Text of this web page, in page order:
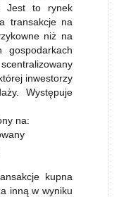
Jest to rynek
transakcje na
niż na
gospodarkach
inwestorzy
Występuje
na:
kupna
inną w wyniku